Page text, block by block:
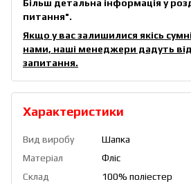
Більш детальна інформація у
питання".
Якщо у вас залишилися якісь
нами, наші менеджери дадуть
запитання.
Характеристики
Вид виробу
Шапка
Матеріал
Фліс
Склад
100% поліестер